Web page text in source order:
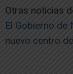
Otras noticias
El Gobierno de
nuevo centro